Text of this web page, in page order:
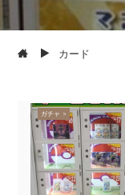
カード
おもちゃ
カード
ガチャ